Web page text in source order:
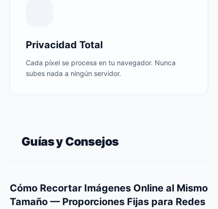
Privacidad Total
Cada píxel se procesa en tu navegador. Nunca
subes nada a ningún servidor.
Guías y Consejos
Cómo Recortar Imágenes Online al Mismo
Tamaño — Proporciones Fijas para Redes